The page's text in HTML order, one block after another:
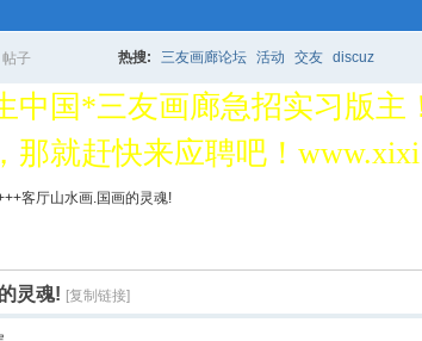
帖子
搜
索
热搜: 三友画廊论坛 活动 交友 discuz
中国*三友画廊急招实习版主
那就赶快来应聘吧！
人士“创业行动”开始 拉！写
客厅山水画.国画的灵魂!
灵魂! [复制链接]